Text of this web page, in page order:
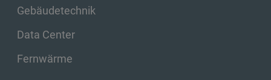
Gebäudetechnik
Data Center
Fernwärme